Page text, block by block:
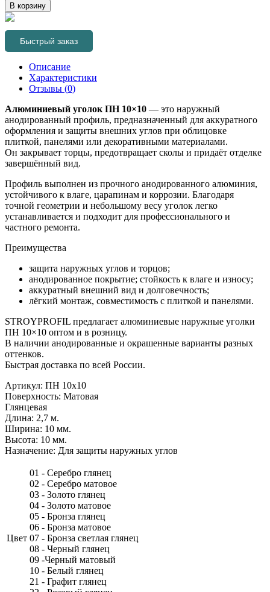
В корзину
Быстрый заказ
Описание
Характеристики
Отзывы (0)
Алюминиевый уголок ПН 10×10 — это наружный
анодированный профиль, предназначенный для аккуратного
оформления и защиты внешних углов при облицовке
плиткой, панелями или декоративными материалами.
Он закрывает торцы, предотвращает сколы и придаёт отделке
завершённый вид.
Профиль выполнен из прочного анодированного алюминия,
устойчивого к влаге, царапинам и коррозии. Благодаря
точной геометрии и небольшому весу уголок легко
устанавливается и подходит для профессионального и
частного ремонта.
Преимущества
защита наружных углов и торцов;
анодированное покрытие; стойкость к влаге и износу;
аккуратный внешний вид и долговечность;
лёгкий монтаж, совместимость с плиткой и панелями.
STROYPROFIL предлагает алюминиевые наружные уголки
ПН 10×10 оптом и в розницу.
В наличии анодированные и окрашенные варианты разных
оттенков.
Быстрая доставка по всей России.
Артикул: ПН 10х10
Поверхность: Матовая
Глянцевая
Длина: 2,7 м.
Ширина: 10 мм.
Высота: 10 мм.
Назначение: Для защиты наружных углов
Цвет
01 - Серебро глянец
02 - Серебро матовое
03 - Золото глянец
04 - Золото матовое
05 - Бронза глянец
06 - Бронза матовое
07 - Бронза светлая глянец
08 - Черный глянец
09 -Черный матовый
10 - Белый глянец
21 - Графит глянец